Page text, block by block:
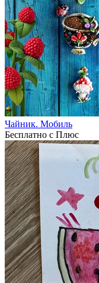
Чайник. Мобиль
Бесплатно с Плюс